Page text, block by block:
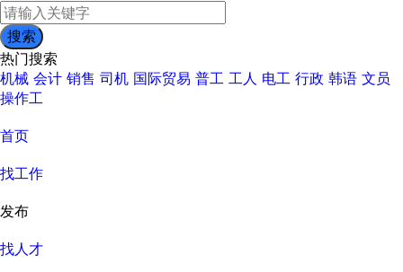
热门搜索
机械 会计 销售 司机 国际贸易 普工 工人 电工 行政 韩语 文员
操作工
首页
找工作
发布
找人才